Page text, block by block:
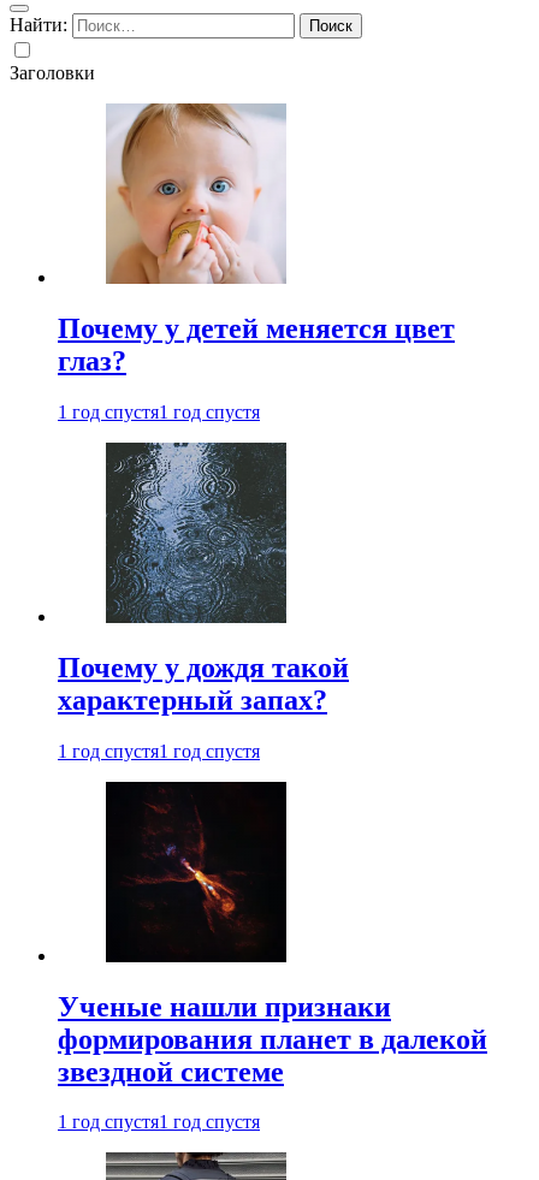
Найти:
Заголовки
Почему у детей меняется цвет
глаз?
1 год спустя1 год спустя
Почему у дождя такой
характерный запах?
1 год спустя1 год спустя
Ученые нашли признаки
формирования планет в далекой
звездной системе
1 год спустя1 год спустя